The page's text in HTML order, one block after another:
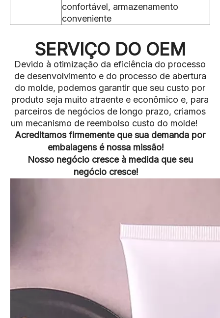
confortável, armazenamento
conveniente
SERVIÇO DO OEM
Devido à otimização da eficiência do processo
de desenvolvimento e do processo de abertura
do molde, podemos garantir que seu custo por
produto seja muito atraente e econômico e, para
parceiros de negócios de longo prazo, criamos
um mecanismo de reembolso custo do molde!
Acreditamos firmemente que sua demanda por
embalagens é nossa missão!
Nosso negócio cresce à medida que seu
negócio cresce!